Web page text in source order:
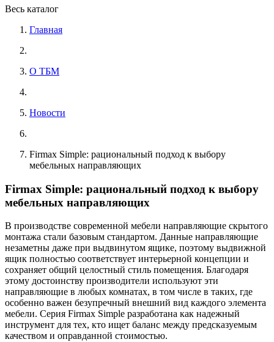
Весь каталог
Главная
О ТБМ
Новости
Firmax Simple: рациональный подход к выбору
мебельных направляющих
Firmax Simple: рациональный подход к выбору
мебельных направляющих
В производстве современной мебели направляющие скрытого
монтажа стали базовым стандартом. Данные направляющие
незаметны даже при выдвинутом ящике, поэтому выдвижной
ящик полностью соответствует интерьерной концепции и
сохраняет общий целостный стиль помещения. Благодаря
этому достоинству производители используют эти
направляющие в любых комнатах, в том числе в таких, где
особенно важен безупречный внешний вид каждого элемента
мебели. Серия Firmax Simple разработана как надежный
инструмент для тех, кто ищет баланс между предсказуемым
качеством и оправданной стоимостью.